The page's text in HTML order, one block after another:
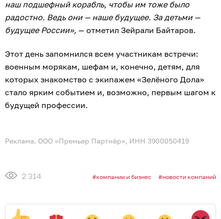
наш подшефный корабль, чтобы им тоже было
радостно. Ведь они — наше будущее. За детьми —
будущее России», — отметил Зейрали Байтаров.
Этот день запомнился всем участникам встречи:
военным морякам, шефам и, конечно, детям, для
которых знакомство с экипажем «Зелёного Дола»
стало ярким событием и, возможно, первым шагом к
будущей профессии.
Реклама. ООО «Премьер Партнёр», ИНН 3900050419
2 314 компании и бизнес новости компаний